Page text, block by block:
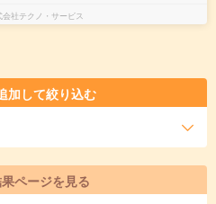
会社テクノ・サービス
加して絞り込む
ページを見る